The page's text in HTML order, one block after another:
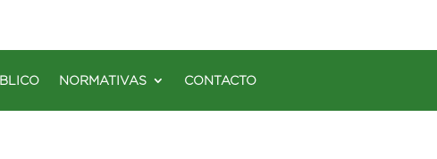
NORMATIVAS CONTACTO